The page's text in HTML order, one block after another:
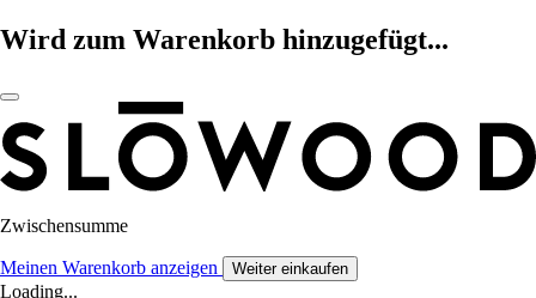
Wird zum Warenkorb hinzugefügt...
Zwischensumme
Meinen Warenkorb anzeigen Weiter einkaufen
Loading...